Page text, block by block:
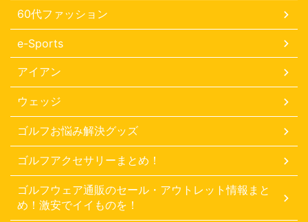
60代ファッション
e-Sports
アイアン
ウェッジ
ゴルフお悩み解決グッズ
ゴルフアクセサリーまとめ！
ゴルフウェア通販のセール・アウトレット情報まと
め！激安でイイものを！